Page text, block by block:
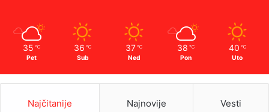
35 ℃
Pet
36 ℃
Sub
37 ℃
Ned
38 ℃
Pon
40 ℃
Uto
Najčitanije Najnovije Vesti